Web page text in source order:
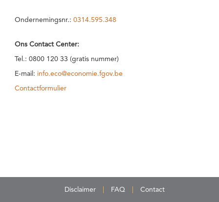
Ondernemingsnr.: 0314.595.348
Ons Contact Center:
Tel.: 0800 120 33 (gratis nummer)
E-mail: info.eco@economie.fgov.be
Contactformulier
Disclaimer FAQ Contact